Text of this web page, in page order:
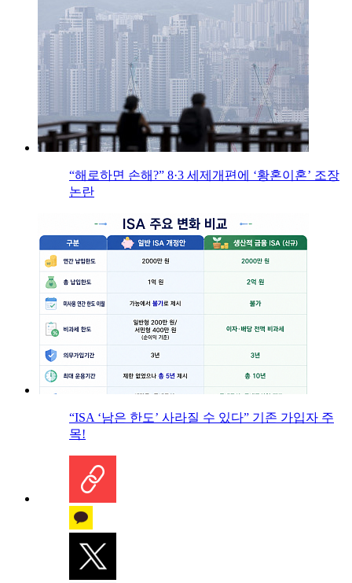
“해로하면 손해?” 8·3 세제개편에 ‘황혼이혼’ 조장
논란
“ISA ‘남은 한도’ 사라질 수 있다” 기존 가입자 주
목!